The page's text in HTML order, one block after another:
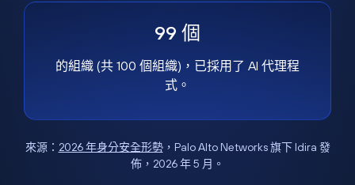
99 個
的組織 (共 100 個組織)，已採用了 AI 代理程
式。
來源： 2026 年身分安全形勢，Palo Alto Networks 旗下 Idira 發
佈，2026 年 5 月。